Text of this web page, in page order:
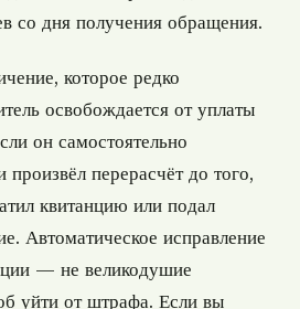
со дня получения обращения.
которое редко
освобождается от уплаты
он самостоятельно
перерасчёт до того,
квитанцию или подал
Автоматическое исправление
— не великодушие
уйти от штрафа. Если вы